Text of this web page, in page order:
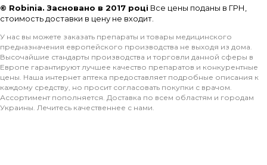
© Robinia. Засновано в 2017 році Все цены поданы в ГРН,
стоимость доставки в цену не входит.
У нас вы можете заказать препараты и товары медицинского
предназначения европейского производства не выходя из дома.
Высочайшие стандарты производства и торговли данной сферы в
Европе гарантируют лучшее качество препаратов и конкурентные
цены. Наша интернет аптека предоставляет подробные описания к
каждому средству, но просит согласовать покупки с врачом.
Ассортимент пополняется. Доставка по всем областям и городам
Украины. Лечитесь качественнее с нами.